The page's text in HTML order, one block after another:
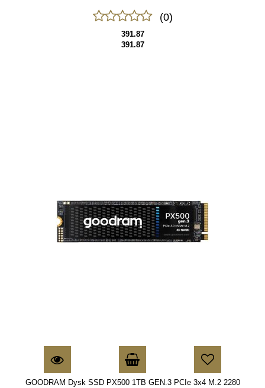
(0)
391.87
391.87
GOODRAM Dysk SSD PX500 1TB GEN.3 PCIe 3x4 M.2 2280